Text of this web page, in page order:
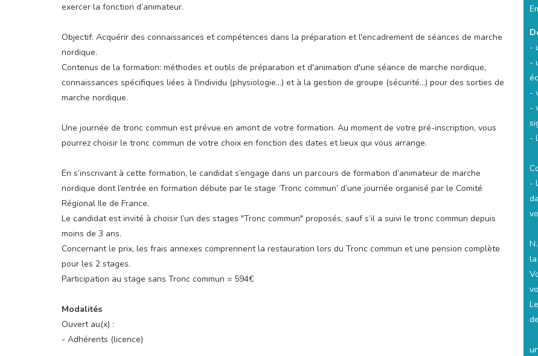
exercer la fonction d’animateur.
Objectif: Acquérir des connaissances et compétences dans la préparation et l'encadrement de séances de marche
nordique.
Contenus de la formation: méthodes et outils de préparation et d'animation d'une séance de marche nordique,
connaissances spécifiques liées à l'individu (physiologie...) et à la gestion de groupe (sécurité...) pour des sorties de
marche nordique.
Une journée de tronc commun est prévue en amont de votre formation. Au moment de votre pré-inscription, vous
pourrez choisir le tronc commun de votre choix en fonction des dates et lieux qui vous arrange.
En s’inscrivant à cette formation, le candidat s’engage dans un parcours de formation d’animateur de marche
nordique dont l’entrée en formation débute par le stage ‘Tronc commun’ d’une journée organisé par le Comité
Régional Ile de France.
Le candidat est invité à choisir l’un des stages "Tronc commun" proposés, sauf s’il a suivi le tronc commun depuis
moins de 3 ans.
Concernant le prix, les frais annexes comprennent la restauration lors du Tronc commun et une pension complète
pour les 2 stages.
Participation au stage sans Tronc commun = 594€
Modalités
Ouvert au(x) :
- Adhérents (licence)
-
-
-
-
-
-